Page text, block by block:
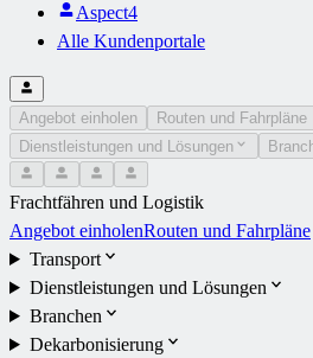
Aspect4
Alle Kundenportale
Angebot einholen Routen und Fahrpläne
Dienstleistungen und Lösungen
Frachtfähren und Logistik
Angebot einholenRouten und Fahrpläne
Transport
Dienstleistungen und Lösungen
Branchen
Dekarbonisierung